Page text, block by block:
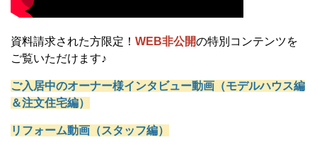
資料請求された方限定！ WEB非公開の特別コンテンツを
ご覧いただけます♪
ご入居中のオーナー様インタビュー動画（モデルハウス編
＆注文住宅編）
リフォーム動画（スタッフ編）